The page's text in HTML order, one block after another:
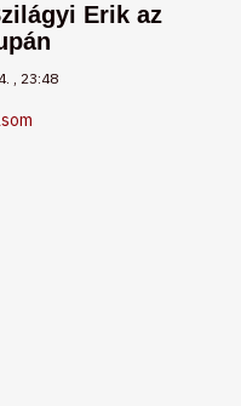
Erik az
23:48